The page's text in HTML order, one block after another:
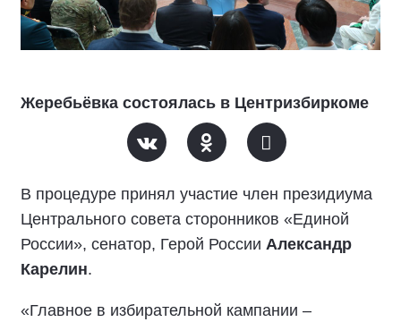
Жеребьёвка состоялась в Центризбиркоме
В процедуре принял участие член президиума
Центрального совета сторонников «Единой
России», сенатор, Герой России Александр
Карелин.
«Главное в избирательной кампании –